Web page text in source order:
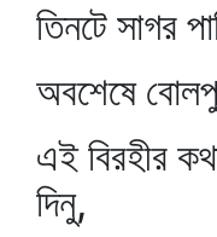
তিনটে সাগর
অবশেষে
এই বিরহীর
দিনু,